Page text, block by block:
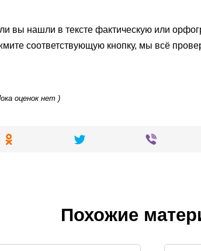
вы нашли в тексте фактическую или
соответствующую кнопку, мы всё
оценок нет )
Похожие